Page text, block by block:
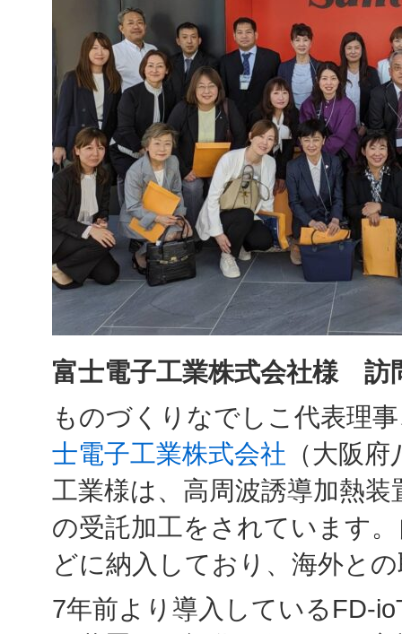
富士電子工業株式会社様 訪
ものづくりなでしこ代表理
士電子工業株式会社 （大阪
工業様は、高周波誘導加熱
の受託加工をされています
どに納入しており、海外と
7年前より導入しているFD-